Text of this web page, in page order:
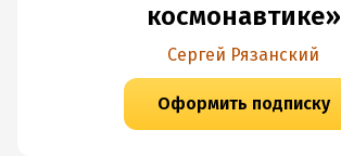
космонавтике»
Сергей Рязанский
Оформить подписку